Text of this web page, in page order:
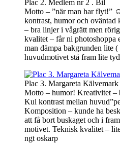
Plac 2. Medlem nr 2 . Bil
Motto – ”när man har flyt!”
kontrast, humor och
– bra linjer i vågrätt men
kvalitet – får ni photoshoppa
man dämpa bakgrunden lite
huvudmotivet stå fram lite
Plac 3. Margareta
Motto – humor! Kreativitet –
Kul kontrast mellan
Komposition – kunde ha
att få bort buskaget och i
motivet. Teknisk kvalitet –
ngt oskarp